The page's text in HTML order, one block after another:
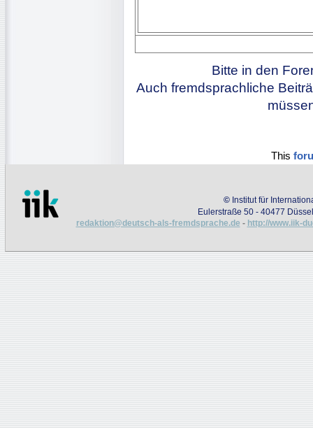
Bitte in den
Auch fremdsprachliche
This
© Institut für
Eulerstraße 50 - 40477
redaktion@deutsch-als-fremdsprache.de - http://www.iik-